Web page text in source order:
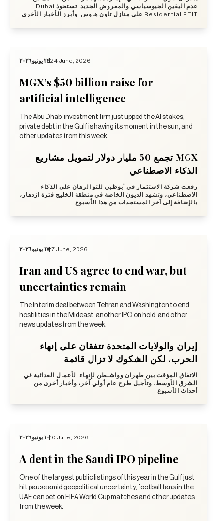
عدم اليقين الجيوسياسي والمعروض الجديد. تستحوذ Dubai
Residential REIT على منازل تاون هاوس. وأبرز الأخبار الأخرى.
٢٤ يونيو ٢٠٢٦24 June, 2026
MGX’s $50 billion raise for
artificial intelligence
The Abu Dhabi investment firm just upped the AI stakes,
private debt in the Gulf is having its moment in the sun, and
other updates from this week.
MGX تجمع 50 مليار دولار لتمويل مشاريع
الذكاء الاصطناعي
رفعت شركة الاستثمار في أبوظبي للتو الرهان على الذكاء
الاصطناعي، وتشهد الديون الخاصة في منطقة الخليج فترة ازدهار،
بالإضافة إلى آخر المستجدات من هذا الأسبوع.
١٧ يونيو ٢٠٢٦17 June, 2026
Iran and US agree to end war, but
uncertainties remain
The interim deal between Tehran and Washington to end
hostilities in the Mideast, another IPO on hold, and other
news updates from the week.
إيران والولايات المتحدة تتفقان على إنهاء
الحرب، لكن الشكوك لا تزال قائمة
الاتفاق المؤقت بين طهران وواشنطن لإنهاء الأعمال العدائية في
الشرق الأوسط، وتأجيل طرح عام أولي آخر، وأخبار أخرى من
أحداث الأسبوع.
١٠ يونيو ٢٠٢٦10 June, 2026
A dent in the Saudi IPO pipeline
One of the largest public listings of this year in the Gulf just
hit pause amid geopolitical uncertainty, football fans in the
UAE can bet on FIFA World Cup matches and other updates
from the week.